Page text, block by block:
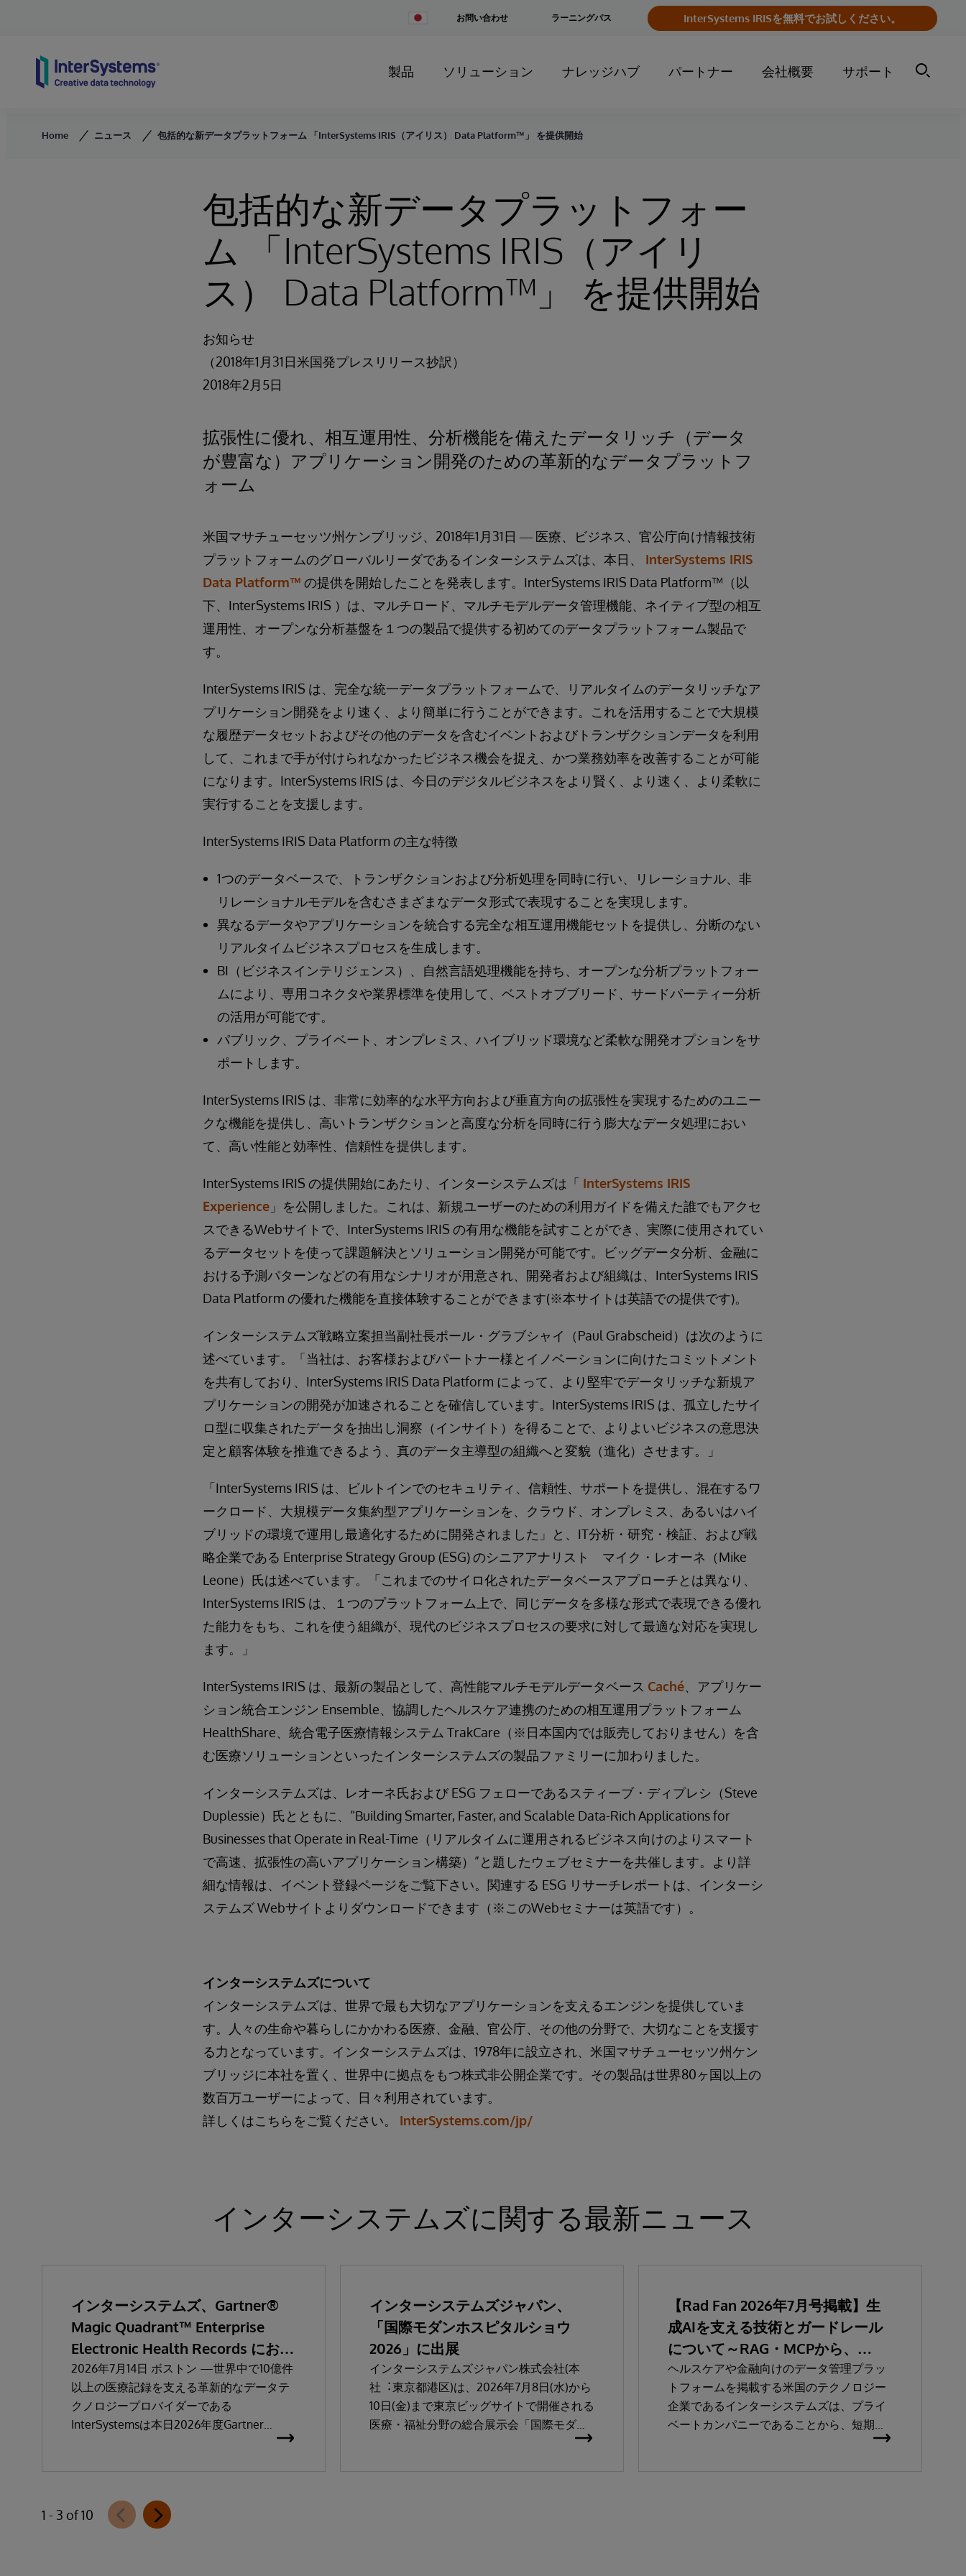
Change
お問い合わせ InterSystems IRISを無料でお試しください。
ラーニングパス
製品 ソリューション ナレッジハブ パートナー 会社概要 サポート
Home ニュース 包括的な新データプラットフォーム 「InterSystems IRIS（アイリス） Data Platform™」 を提供開始
包括的な新データプラットフォー
ム 「InterSystems IRIS（アイリ
ス） Data Platform™」 を提供開始
お知らせ
（2018年1月31日米国発プレスリリース抄訳）
2018年2月5日
拡張性に優れ、相互運用性、分析機能を備えたデータリッチ（データ
が豊富な）アプリケーション開発のための革新的なデータプラットフ
ォーム
米国マサチューセッツ州ケンブリッジ、2018年1月31日 ― 医療、ビジネス、官公庁向け情報技術
プラットフォームのグローバルリーダであるインターシステムズは、本日、 InterSystems IRIS
Data Platform™ の提供を開始したことを発表します。InterSystems IRIS Data Platform™（以
下、InterSystems IRIS ）は、マルチロード、マルチモデルデータ管理機能、ネイティブ型の相互
運用性、オープンな分析基盤を１つの製品で提供する初めてのデータプラットフォーム製品で
す。
InterSystems IRIS は、完全な統一データプラットフォームで、リアルタイムのデータリッチなア
プリケーション開発をより速く、より簡単に行うことができます。これを活用することで大規模
な履歴データセットおよびその他のデータを含むイベントおよびトランザクションデータを利用
して、これまで手が付けられなかったビジネス機会を捉え、かつ業務効率を改善することが可能
になります。InterSystems IRIS は、今日のデジタルビジネスをより賢く、より速く、より柔軟に
実行することを支援します。
InterSystems IRIS Data Platform の主な特徴
1つのデータベースで、トランザクションおよび分析処理を同時に行い、リレーショナル、非
リレーショナルモデルを含むさまざまなデータ形式で表現することを実現します。
異なるデータやアプリケーションを統合する完全な相互運用機能セットを提供し、分断のない
リアルタイムビジネスプロセスを生成します。
BI（ビジネスインテリジェンス）、自然言語処理機能を持ち、オープンな分析プラットフォー
ムにより、専用コネクタや業界標準を使用して、ベストオブブリード、サードパーティー分析
の活用が可能です。
パブリック、プライベート、オンプレミス、ハイブリッド環境など柔軟な開発オプションをサ
ポートします。
InterSystems IRIS は、非常に効率的な水平方向および垂直方向の拡張性を実現するためのユニー
クな機能を提供し、高いトランザクションと高度な分析を同時に行う膨大なデータ処理におい
て、高い性能と効率性、信頼性を提供します。
InterSystems IRIS の提供開始にあたり、インターシステムズは「 InterSystems IRIS
Experience 」を公開しました。これは、新規ユーザーのための利用ガイドを備えた誰でもアクセ
スできるWebサイトで、InterSystems IRIS の有用な機能を試すことができ、実際に使用されてい
るデータセットを使って課題解決とソリューション開発が可能です。ビッグデータ分析、金融に
おける予測パターンなどの有用なシナリオが用意され、開発者および組織は、InterSystems IRIS
Data Platform の優れた機能を直接体験することができます(※本サイトは英語での提供です)。
インターシステムズ戦略立案担当副社長ポール・グラブシャイ（Paul Grabscheid）は次のように
述べています。「当社は、お客様およびパートナー様とイノベーションに向けたコミットメント
を共有しており、InterSystems IRIS Data Platform によって、より堅牢でデータリッチな新規ア
プリケーションの開発が加速されることを確信しています。InterSystems IRIS は、孤立したサイ
ロ型に収集されたデータを抽出し洞察（インサイト）を得ることで、よりよいビジネスの意思決
定と顧客体験を推進できるよう、真のデータ主導型の組織へと変貌（進化）させます。」
「InterSystems IRIS は、ビルトインでのセキュリティ、信頼性、サポートを提供し、混在するワ
ークロード、大規模データ集約型アプリケーションを、クラウド、オンプレミス、あるいはハイ
ブリッドの環境で運用し最適化するために開発されました」と、IT分析・研究・検証、および戦
略企業である Enterprise Strategy Group (ESG) のシニアアナリスト マイク・レオーネ（Mike
Leone）氏は述べています。「これまでのサイロ化されたデータベースアプローチとは異なり、
InterSystems IRIS は、１つのプラットフォーム上で、同じデータを多様な形式で表現できる優れ
た能力をもち、これを使う組織が、現代のビジネスプロセスの要求に対して最適な対応を実現し
ます。」
InterSystems IRIS は、最新の製品として、高性能マルチモデルデータベース Caché、アプリケー
ション統合エンジン Ensemble、協調したヘルスケア連携のための相互運用プラットフォーム
HealthShare、統合電子医療情報システム TrakCare（※日本国内では販売しておりません）を含
む医療ソリューションといったインターシステムズの製品ファミリーに加わりました。
インターシステムズは、レオーネ氏および ESG フェローであるスティーブ・ディプレシ（Steve
Duplessie）氏とともに、“Building Smarter, Faster, and Scalable Data-Rich Applications for
Businesses that Operate in Real-Time（リアルタイムに運用されるビジネス向けのよりスマート
で高速、拡張性の高いアプリケーション構築）”と題したウェブセミナーを共催します。より詳
細な情報は、イベント登録ページをご覧下さい。関連する ESG リサーチレポートは、インターシ
ステムズ Webサイトよりダウンロードできます（※このWebセミナーは英語です）。
インターシステムズについて
インターシステムズは、世界で最も大切なアプリケーションを支えるエンジンを提供していま
す。人々の生命や暮らしにかかわる医療、金融、官公庁、その他の分野で、大切なことを支援す
る力となっています。インターシステムズは、1978年に設立され、米国マサチューセッツ州ケン
ブリッジに本社を置く、世界中に拠点をもつ株式非公開企業です。その製品は世界80ヶ国以上の
数百万ユーザーによって、日々利用されています。
詳しくはこちらをご覧ください。 InterSystems.com/jp/
インターシステムズに関する最新ニュース
インターシステムズ、Gartner®
Magic Quadrant™ Enterprise
Electronic Health Records におい
て「リーダー」と評価される
2026年7月14日 ボストン —世界中で10億件
以上の医療記録を支える革新的なデータテ
クノロジープロバイダーである
InterSystemsは本日2026年度Gartner
Magic Quadrant ：Enterprise Electronic
れたことを発表しました。
インターシステムズジャパン、
「国際モダンホスピタルショウ
2026」に出展
インターシステムズジャパン株式会社(本
社︓東京都港区)は、2026年7⽉8⽇(⽔)から
10⽇(⾦)まで東京ビッグサイトで開催される
医療・福祉分野の総合展⽰会「国際モダン
ホスピタルショウ2026」に出展します。
【Rad Fan 2026年7月号掲載】生
成AIを支える技術とガードレール
について～RAG・MCPから、
SaMD認証、関連法規まで～
ヘルスケアや金融向けのデータ管理プラッ
トフォームを掲載する米国のテクノロジー
企業であるインターシステムズは、プライ
ベートカンパニーであることから、短期的
な利益より「顧客ファースト」を重視する
1 - 3 of 10